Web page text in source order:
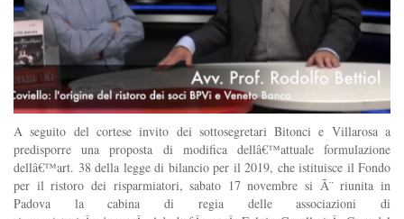
A seguito del cortese invito dei sottosegretari Bitonci e Villarosa a
predisporre una proposta di modifica dellâ€™attuale formulazione
dellâ€™art. 38 della legge di bilancio per il 2019, che istituisce il Fondo
per il ristoro dei risparmiatori, sabato 17 novembre si Ã¨ riunita in
Padova la cabina di regia delle associazioni di